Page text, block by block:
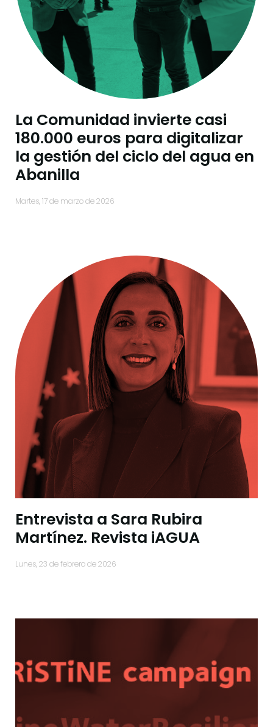
La Comunidad invierte casi
180.000 euros para digitalizar
la gestión del ciclo del agua en
Abanilla
martes, 17 de marzo de 2026
Entrevista a Sara Rubira
Martínez. Revista iAGUA
lunes, 23 de febrero de 2026